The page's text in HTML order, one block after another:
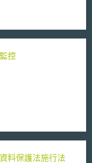
控
料保護法施行法